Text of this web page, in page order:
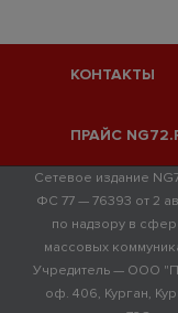
КОНТАКТЫ
ПРАЙС
Сетевое издание
ФС 77 — 76393 от 2
по надзору в
массовых
Учредитель — ООО
оф. 406, Курган,